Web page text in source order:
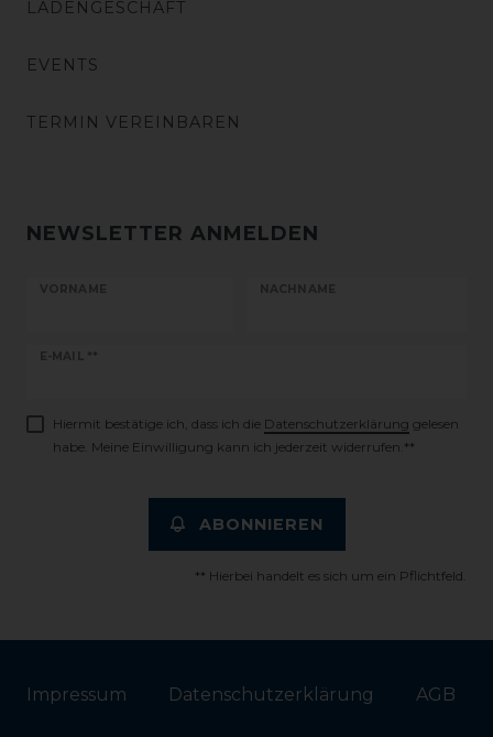
LADENGESCHÄFT
EVENTS
TERMIN VEREINBAREN
NEWSLETTER ANMELDEN
VORNAME NACHNAME
E-MAIL **
Newsletter
Hiermit bestätige ich, dass ich die Daten­schutz­erklärung gelesen
habe. Meine Einwilligung kann ich jederzeit widerrufen.**
ABONNIEREN
** Hierbei handelt es sich um ein Pflichtfeld.
Impressum Daten­schutz­erklärung AGB